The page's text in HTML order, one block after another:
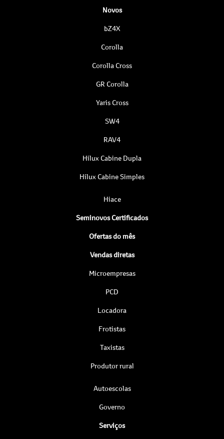
Novos
bZ4X
Corolla
Corolla Cross
GR Corolla
Yaris Cross
SW4
RAV4
Hilux Cabine Dupla
Hilux Cabine Simples
Hiace
Seminovos Certificados
Ofertas do mês
Vendas diretas
Microempresas
PCD
Locadora
Frotistas
Taxistas
Produtor rural
Autoescolas
Governo
Serviços